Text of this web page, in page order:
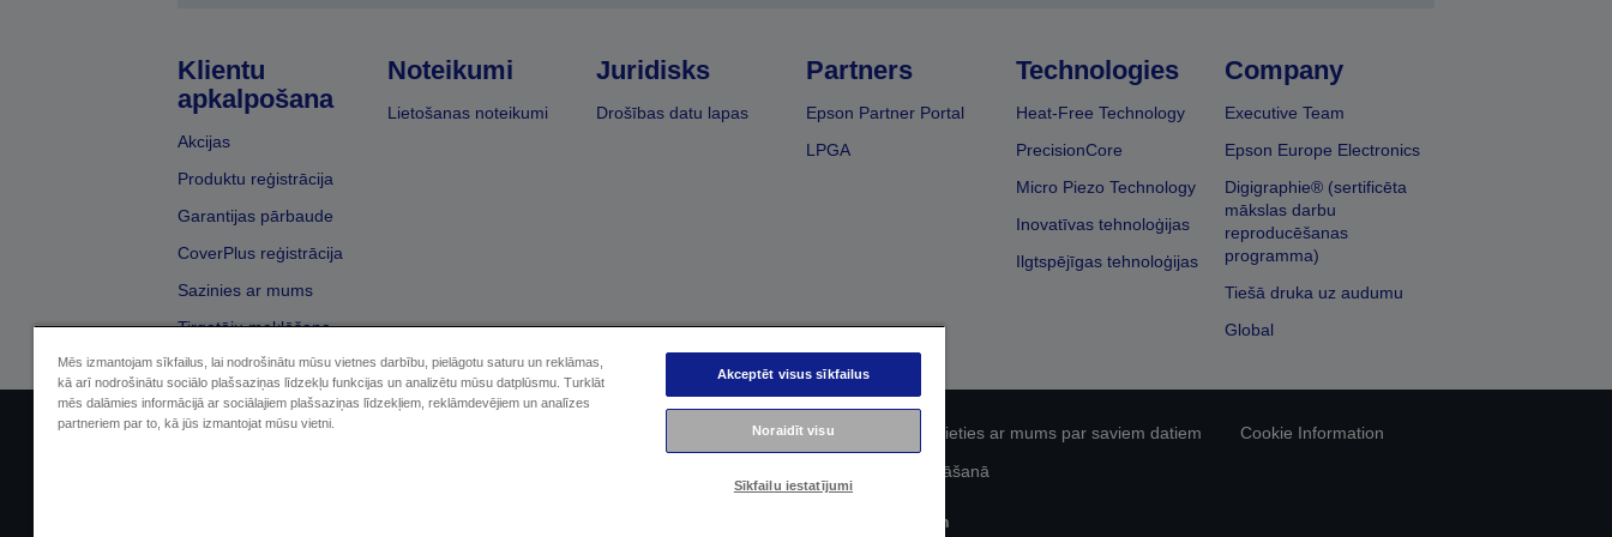
Klientu
apkalpošana
Akcijas
Produktu reģistrācija
Garantijas pārbaude
CoverPlus reģistrācija
Sazinies ar mums
Tirgotāju meklēšana
Noteikumi
Lietošanas noteikumi
Juridisks
Drošības datu lapas
Partners
Epson Partner Portal
LPGA
Technologies
Heat-Free Technology
PrecisionCore
Micro Piezo Technology
Inovatīvas tehnoloģijas
Ilgtspējīgas tehnoloģijas
Company
Executive Team
Epson Europe Electronics
Digigraphie® (sertificēta
mākslas darbu
reproducēšanas
programma)
Tiešā druka uz audumu
Global
Sellers Identification EU Data Act Compliance Sazinieties ar mums par saviem datiem
Cookie Information
Epson apņemšanās pieejamības nodrošināšanā
Autortiesības (c) 2026 Seiko Epson
Mēs izmantojam sīkfailus, lai nodrošinātu mūsu vietnes darbību, pielāgotu saturu un reklāmas,
kā arī nodrošinātu sociālo plašsaziņas līdzekļu funkcijas un analizētu mūsu datplūsmu. Turklāt
mēs dalāmies informācijā ar sociālajiem plašsaziņas līdzekļiem, reklāmdevējiem un analīzes
partneriem par to, kā jūs izmantojat mūsu vietni.
Akceptēt visus sīkfailus
Noraidīt visu
Sīkfailu iestatījumi